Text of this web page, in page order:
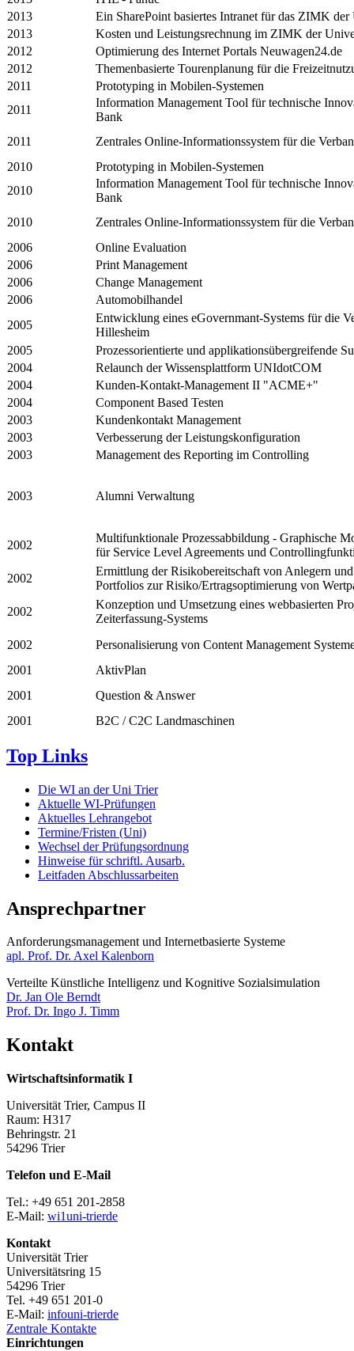
2013
Ein SharePoint basiertes Intranet für das ZIMK
2013
Kosten und Leistungsrechnung im ZIMK der
2012
Optimierung des Internet Portals Neuwagen24.de
2012
Themenbasierte Tourenplanung für die
2011
Prototyping in Mobilen-Systemen
2011
Information Management Tool für technische
Bank
2011
Zentrales Online-Informationssystem für die
2010
Prototyping in Mobilen-Systemen
2010
Information Management Tool für technische
Bank
2010
Zentrales Online-Informationssystem für die
2006
Online Evaluation
2006
Print Management
2006
Change Management
2006
Automobilhandel
2005
Entwicklung eines eGovernmant-Systems für die
Hillesheim
2005
Prozessorientierte und applikationsübergreifende
2004
Relaunch der Wissensplattform UNIdotCOM
2004
Kunden-Kontakt-Management II "ACME+"
2004
Component Based Testen
2003
Kundenkontakt Management
2003
Verbesserung der Leistungskonfiguration
2003
Management des Reporting im Controlling
2003 Alumni Verwaltung
2002
Multifunktionale Prozessabbildung - Graphische
für Service Level Agreements und
2002
Ermittlung der Risikobereitschaft von Anlegern
Portfolios zur Risiko/Ertragsoptimierung von
2002
Konzeption und Umsetzung eines webbasierten
Zeiterfassung-Systems
2002
Personalisierung von Content Management
2001
AktivPlan
2001
Question & Answer
2001
B2C / C2C Landmaschinen
Top Links
Die WI an der Uni Trier
Aktuelle WI-Prüfungen
Aktuelles Lehrangebot
Termine/Fristen (Uni)
Wechsel der Prüfungsordnung
Hinweise für schriftl. Ausarb.
Leitfaden Abschlussarbeiten
Ansprechpartner
Anforderungsmanagement und Internetbasierte Systeme​​​​​​
apl. Prof. Dr. Axel Kalenborn
Verteilte Künstliche Intelligenz und Kognitive Sozialsimulation
Dr. Jan Ole Berndt
Prof. Dr. Ingo J. Timm
Kontakt
Wirtschaftsinformatik I
Universität Trier, Campus II
Raum: H317
Behringstr. 21
54296 Trier
Telefon und E-Mail
Tel.: +49 651 201-2858
E-Mail: wi1uni-trierde
Kontakt
Universität Trier
Universitätsring 15
54296 Trier
Tel. +49 651 201-0
E-Mail: infouni-trierde
Zentrale Kontakte
Einrichtungen